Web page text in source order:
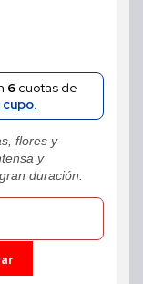
6cuotas de
flores y
y
duración.